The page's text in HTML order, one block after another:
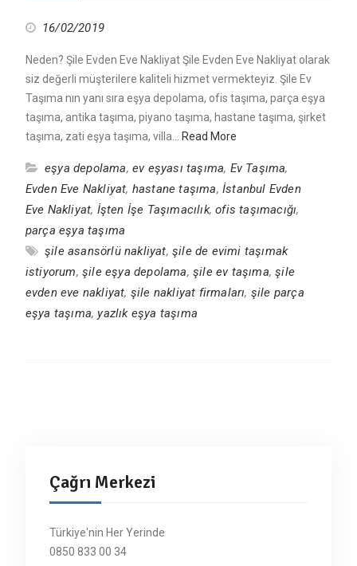
16/02/2019
Neden? Şile Evden Eve Nakliyat Şile Evden Eve Nakliyat olarak
siz değerli müşterilere kaliteli hizmet vermekteyiz. Şile Ev
Taşıma nın yanı sıra eşya depolama, ofis taşıma, parça eşya
taşıma, antika taşıma, piyano taşıma, hastane taşıma, şirket
taşıma, zati eşya taşıma, villa… Read More
eşya depolama, ev eşyası taşıma, Ev Taşıma,
Evden Eve Nakliyat, hastane taşıma, İstanbul Evden
Eve Nakliyat, İşten İşe Taşımacılık,ofis taşımacığı,
parça eşya taşıma
şile asansörlü nakliyat, şile de evimi taşımak
istiyorum, şile eşya depolama, şile ev taşıma,şile
evden eve nakliyat, şile nakliyat firmaları, şile parça
eşya taşıma,yazlık eşya taşıma
Çağrı Merkezi
Türkiye'nin Her Yerinde
0850 833 00 34